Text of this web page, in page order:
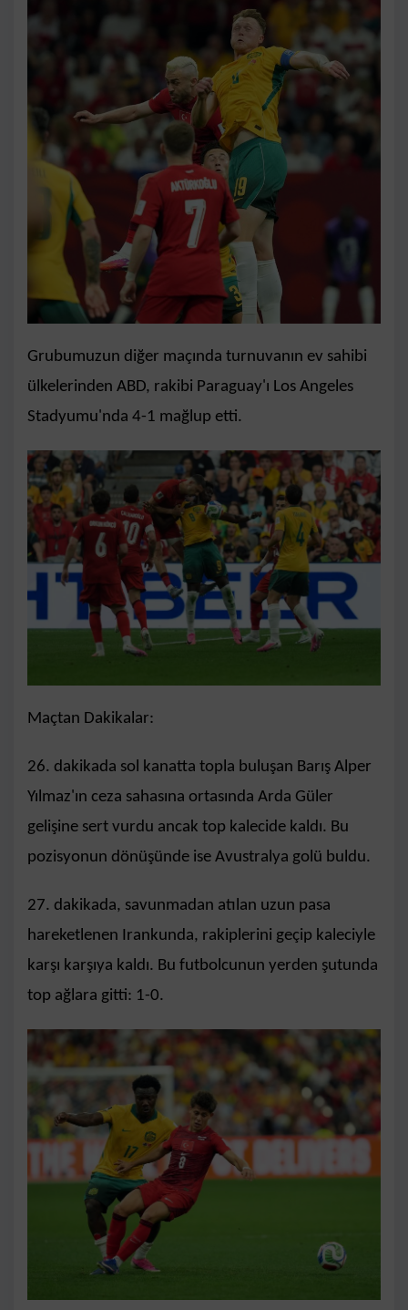
Grubumuzun diğer maçında turnuvanın ev sahibi
ülkelerinden ABD, rakibi Paraguay'ı Los Angeles
Stadyumu'nda 4-1 mağlup etti.
Maçtan Dakikalar:
26. dakikada sol kanatta topla buluşan Barış Alper
Yılmaz'ın ceza sahasına ortasında Arda Güler
gelişine sert vurdu ancak top kalecide kaldı. Bu
pozisyonun dönüşünde ise Avustralya golü buldu.
27. dakikada, savunmadan atılan uzun pasa
hareketlenen Irankunda, rakiplerini geçip kaleciyle
karşı karşıya kaldı. Bu futbolcunun yerden şutunda
top ağlara gitti: 1-0.